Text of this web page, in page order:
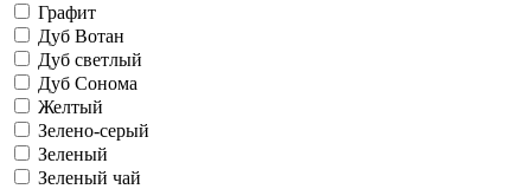
Графит
Дуб Вотан
Дуб светлый
Дуб Сонома
Желтый
Зелено-серый
Зеленый
Зеленый чай